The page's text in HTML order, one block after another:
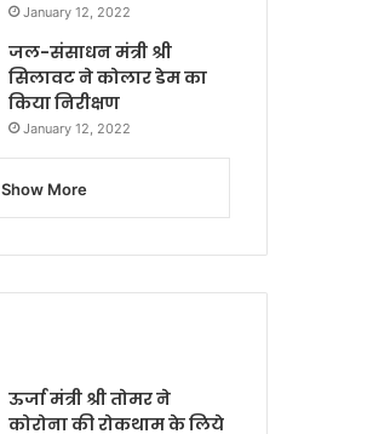
January 12, 2022
जल-संसाधन मंत्री श्री
सिलावट ने कोलार डेम का
किया निरीक्षण
January 12, 2022
Show More
ऊर्जा मंत्री श्री तोमर ने
कोरोना की रोकथाम के लिये